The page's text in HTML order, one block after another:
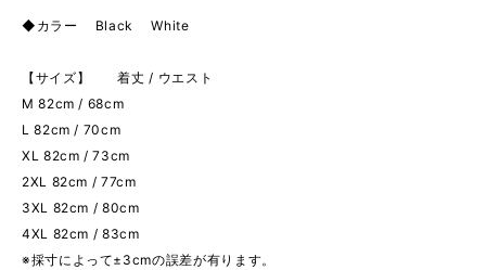
◆カラー Black White
【サイズ】 着丈 / ウエスト
M 82cm / 68cm
L 82cm / 70cm
XL 82cm / 73cm
2XL 82cm / 77cm
3XL 82cm / 80cm
4XL 82cm / 83cm
※採寸によって±3cmの誤差が有ります。